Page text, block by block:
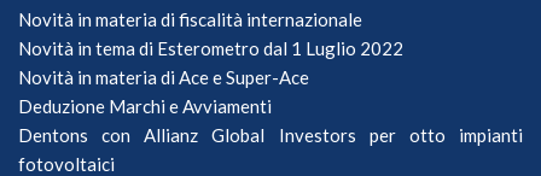
Novità in materia di fiscalità internazionale
Novità in tema di Esterometro dal 1 Luglio 2022
Novità in materia di Ace e Super-Ace
Deduzione Marchi e Avviamenti
Dentons con Allianz Global Investors per otto impianti
fotovoltaici